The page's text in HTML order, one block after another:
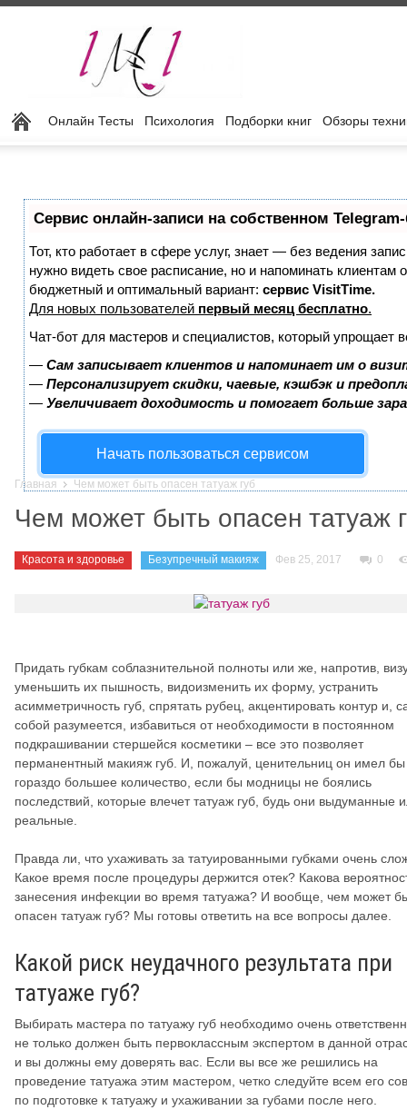
Онлайн Тесты Психология Подборки книг Обзоры
Сервис онлайн-записи на собственном
Тот, кто работает в сфере услуг, знает — без ведения
нужно видеть свое расписание, но и напоминать
бюджетный и оптимальный вариант: сервис VisitTime.
Для новых пользователей первый месяц бесплатно.
Чат-бот для мастеров и специалистов, который упрощает
— Сам записывает клиентов и напоминает им о
— Персонализирует скидки, чаевые, кэшбэк и
— Увеличивает доходимость и помогает больше
Начать пользоваться сервисом
Главная Чем может быть опасен татуаж губ
Чем может быть опасен татуаж
Красота и здоровье Безупречный макияж Фев 25, 2017 0
Придать губкам соблазнительной полноты или же, напротив,
уменьшить их пышность, видоизменить их форму, устранить
асимметричность губ, спрятать рубец, акцентировать контур и,
собой разумеется, избавиться от необходимости в постоянном
подкрашивании стершейся косметики – все это позволяет
перманентный макияж губ. И, пожалуй, ценительниц он имел бы
гораздо большее количество, если бы модницы не боялись
последствий, которые влечет татуаж губ, будь они выдуманные
реальные.
Правда ли, что ухаживать за татуированными губками очень
Какое время после процедуры держится отек? Какова
занесения инфекции во время татуажа? И вообще, чем может
опасен татуаж губ? Мы готовы ответить на все вопросы далее.
Какой риск неудачного результата при
татуаже губ?
Выбирать мастера по татуажу губ необходимо очень
не только должен быть первоклассным экспертом в данной
и вы должны ему доверять вас. Если вы все же решились на
проведение татуажа этим мастером, четко следуйте всем его
по подготовке к татуажу и ухаживании за губами после него.